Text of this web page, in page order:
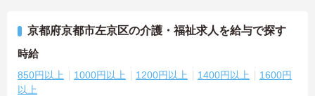
京都府京都市左京区の介護・福祉求人を給与で探す
時給
850円以上 1000円以上 1200円以上 1400円以上
1600円
以上